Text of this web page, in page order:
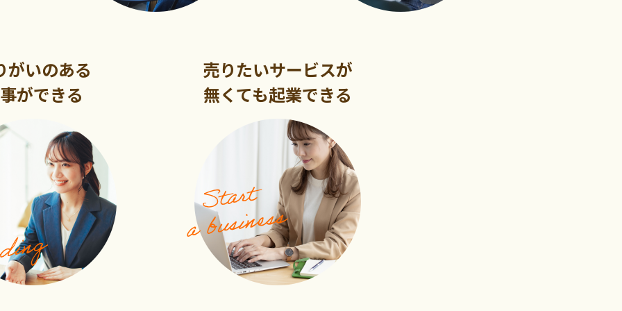
がいのある
ができる
売りたいサービスが
無くても起業できる